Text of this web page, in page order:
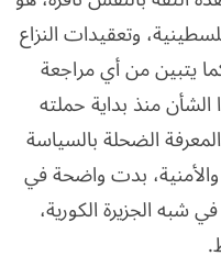
وتعقيدات النزاع
يتبين من أي مراجعة
الشأن منذ بداية حملته
الضحلة بالسياسة
والأمنية، بدت واضحة في
شبه الجزيرة الكورية،